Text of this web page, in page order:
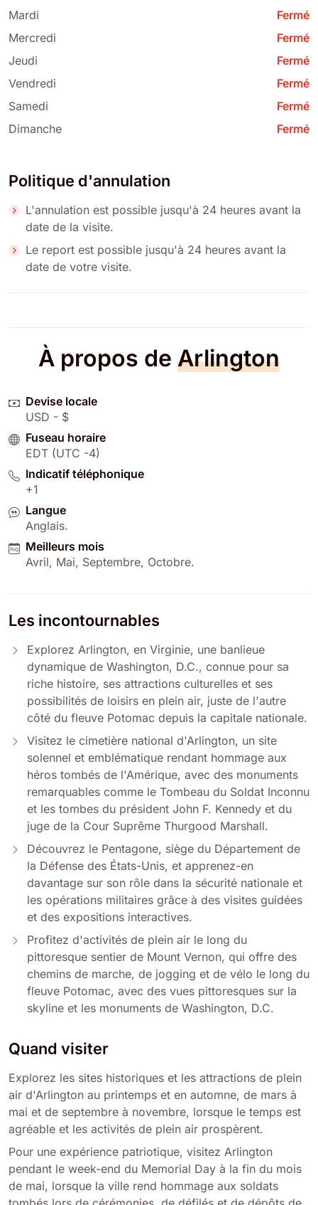
Mardi
Fermé
Mercredi
Fermé
Jeudi
Fermé
Vendredi
Fermé
Samedi
Fermé
Dimanche
Fermé
Politique d'annulation
L'annulation est possible jusqu'à 24 heures avant la
date de la visite.
Le report est possible jusqu'à 24 heures avant la
date de votre visite.
À propos de Arlington
Devise locale
USD - $
Fuseau horaire
EDT (UTC -4)
Indicatif téléphonique
+1
Langue
Anglais.
Meilleurs mois
Avril, Mai, Septembre, Octobre.
Les incontournables
Explorez Arlington, en Virginie, une banlieue
dynamique de Washington, D.C., connue pour sa
riche histoire, ses attractions culturelles et ses
possibilités de loisirs en plein air, juste de l'autre
côté du fleuve Potomac depuis la capitale nationale.
Visitez le cimetière national d'Arlington, un site
solennel et emblématique rendant hommage aux
héros tombés de l'Amérique, avec des monuments
remarquables comme le Tombeau du Soldat Inconnu
et les tombes du président John F. Kennedy et du
juge de la Cour Suprême Thurgood Marshall.
Découvrez le Pentagone, siège du Département de
la Défense des États-Unis, et apprenez-en
davantage sur son rôle dans la sécurité nationale et
les opérations militaires grâce à des visites guidées
et des expositions interactives.
Profitez d'activités de plein air le long du
pittoresque sentier de Mount Vernon, qui offre des
chemins de marche, de jogging et de vélo le long du
fleuve Potomac, avec des vues pittoresques sur la
skyline et les monuments de Washington, D.C.
Quand visiter
Explorez les sites historiques et les attractions de plein
air d'Arlington au printemps et en automne, de mars à
mai et de septembre à novembre, lorsque le temps est
agréable et les activités de plein air prospèrent.
Pour une expérience patriotique, visitez Arlington
pendant le week-end du Memorial Day à la fin du mois
de mai, lorsque la ville rend hommage aux soldats